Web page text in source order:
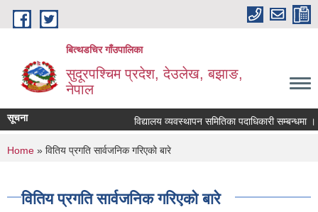
Skip to main content
बित्थडचिर गाँउपालिका
सुदूरपश्चिम प्रदेश, देउलेख, बझाङ,
नेपाल
सूचना विद्यालय व्यवस्थापन समितिका पदाधिकारी सम्बन्धमा ।
You are here
Home » वितिय प्रगति सार्वजनिक गरिएको बारे
वितिय प्रगति सार्वजनिक गरिएको बारे